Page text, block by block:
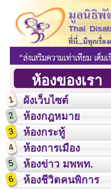
ห้องของเรา
1 ผังเว็บไซต์
2 ห้องกฎหมาย
3 ห้องกระทู้
4 ห้องการเมือง
5 ห้องข่าว มพพท.
6 ห้องชีวิตคนพิการ